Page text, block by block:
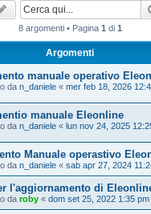
8 argomenti • Pagina 1 di 1
Argomenti
manuale operativo
da n_daniele « mer feb 18, 2026
manuale Eleonline
da n_daniele « lun nov 24, 2025
Manuale operastivo
da n_daniele « sab apr 27, 2024
l'aggiornamento di
da roby « dom set 25, 2022 1:35 pm